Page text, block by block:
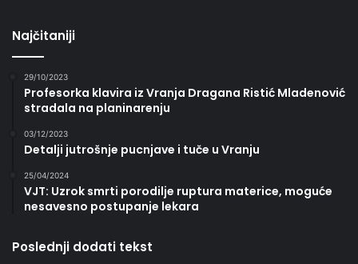
Najčitaniji
29/10/2023
Profesorka klavira iz Vranja Dragana Ristić Mladenović
stradala na planinarenju
03/12/2023
Detalji jutrošnje pucnjave i tuče u Vranju
25/04/2024
VJT: Uzrok smrti porodilje ruptura materice, moguće
nesavesno postupanje lekara
Poslednji dodati tekst